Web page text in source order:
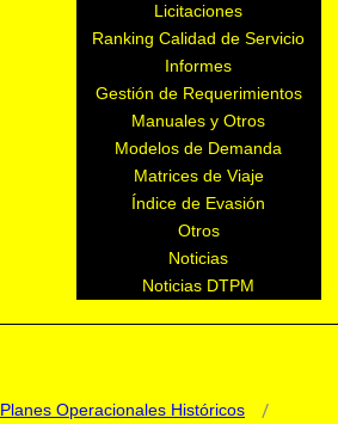
Licitaciones
Ranking Calidad de Servicio
Informes
Gestión de Requerimientos
Manuales y Otros
Modelos de Demanda
Matrices de Viaje
Índice de Evasión
Otros
Noticias
Noticias DTPM
Planes Operacionales Históricos